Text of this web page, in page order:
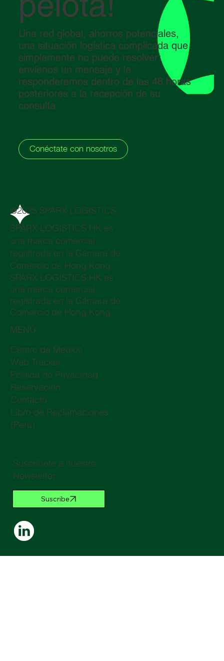
Una red global, ahorros potenciales,
una situación logística complicada que
simplemente no puede resolver:
envíenos un mensaje y le
responderemos dentro de las 48 horas
posteriores a la recepción de su
consulta.
Conéctate con nosotros
@2025 SPARX LOGISTICS
SPARX LOGISTICS HK es
una marca comercial
registrada en la Cámara de
Comercio de Hong Kong
SPARX LOGISTICS HK es
una marca comercial
registrada en la Cámara de
Comercio de Hong Kong
MENÚ
Centro de Medios
Web Tracker
Política de Privacidad
Reservación
Contacto
Libro de Reclamaciones
(Perú)
Suscríbete a nuestro
Newsletter
Suscribe